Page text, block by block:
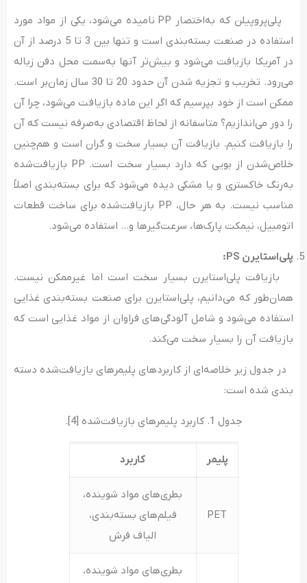
پلی‌پروپیلن که به‌اختصار PP نامیده می‌شود، یکی از مواد مورد
استفاده در صنعت بسته‌بندی است و تنها بین 3 تا 5 درصد از آن
در آمریکا بازیافت می‌‌شود و بیش‌تر آنها به‌سمت محل دفن زباله
می‌‌‌رود. تخریب و تجزیه‌ شدن آن حدود 20 تا 30 سال زمان‌بر است.
ممکن است از خود بپرسیم که اگر این ماده بازیافت می‌‌شود، چرا آن
را دور می‌‌اندازیم؟ متاسفانه از لحاظ اقتصادی به‌‌صرفه نیست که آن
را بازیافت کنیم. بازیافت آن بسیار سخت و گران است و هم‌چنین
خلاص‌شدن از بویی که دارد بسیار سخت است. PP بازیافت‌شده
به‌رنگ خاکستری و یا مشکی دیده می‌‌شود که برای بسته‌بندی اصلاً
مناسب نیست. به‌ هر حال، PP بازیافت‌شده برای ساخت قطعات
اتومبیل، نیمکت پارک‌‌ها، سرعت‌گیرها و… استفاده می‌‌‌شود.
پلی‌‌استایرن PS:
بازیافت پلی‌‌‌استایرن بسیار سخت است اما غیرممکن نیست.
همان‌طور که می‌دانیم، پلی‌‌استایرن برای صنعت بسته‌‌‌بندی غذایی
استفاده می‌‌شود و شامل آلودگی‌‌‌های فراوان از مواد غذایی است که
بازیافت آن را بسیار سخت می‌‌‌کند.
در جدول زیر خلاصه‌ای از کاربردهای پلیمرهای بازیافت‌شده دسته­‌
بندی شده است:
جدول 1. کاربرد پلیمرهای بازیافت‌شده [4].
پلیمر کاربرد
PET
بطری‌‌‌های مواد شوینده،
فیلم‌‌‌های بسته‌‌بندی،
الیاف فرش
بطری‌‌های مواد شوینده،